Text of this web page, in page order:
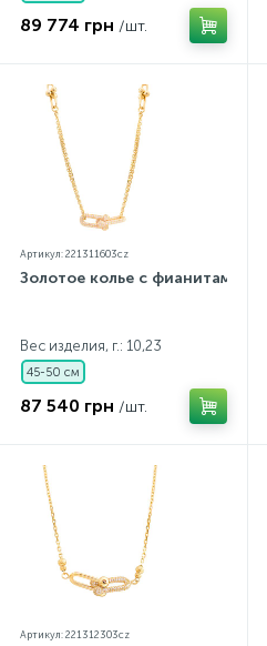
89 774 грн /шт.
Артикул: 221311603cz
Золотое колье с фианитами
Вес изделия, г.: 10,23
45-50 см
87 540 грн /шт.
Артикул: 221312303cz